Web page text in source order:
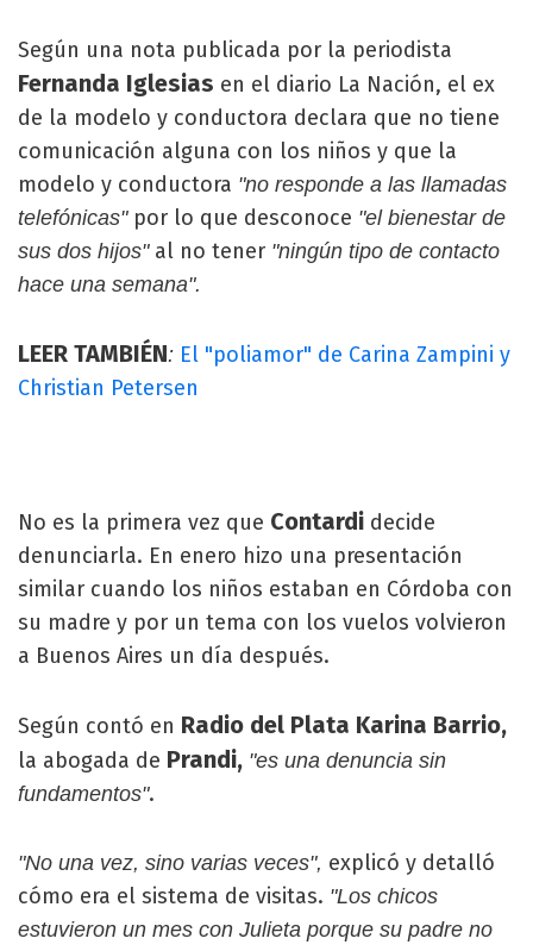
Según una nota publicada por la periodista
Fernanda Iglesias en el diario La Nación, el ex
de la modelo y conductora declara que no tiene
comunicación alguna con los niños y que la
modelo y conductora "no responde a las llamadas
telefónicas" por lo que desconoce "el bienestar de
sus dos hijos"al no tener "ningún tipo de contacto
hace una semana".
LEER TAMBIÉN: El "poliamor" de Carina Zampini y
Christian Petersen
No es la primera vez que Contardi decide
denunciarla. En enero hizo una presentación
similar cuando los niños estaban en Córdoba con
su madre y por un tema con los vuelos volvieron
a Buenos Aires un día después.
Según contó en Radio del Plata Karina Barrio,
la abogada de Prandi, "es una denuncia sin
fundamentos".
"No una vez, sino varias veces", explicó y detalló
cómo era el sistema de visitas. "Los chicos
estuvieron un mes con Julieta porque su padre no